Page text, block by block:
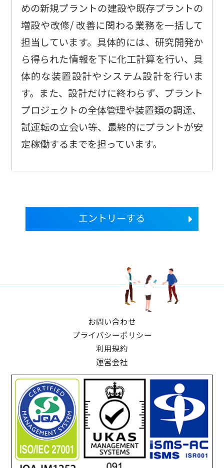
めの新規プラントの建設や既存プラントの
増設や改修/ 改善に関わる業務を一括して
担当しています。具体的には、研究開発か
ら得られた情報を下に化工計算を行い、具
体的な装置設計やシステム設計を行いま
す。また、設計だけに終わらず、プラント
プロジェクトの全体管理や装置類の調達、
試運転の立会い等、最終的にプラントが安
定稼働するまでを担っています。
エントリーする
お問い合わせ
プライバシーポリシー
利用規約
運営会社